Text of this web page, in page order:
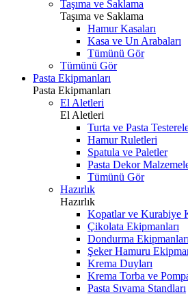
Taşıma ve Saklama
Taşıma ve Saklama
Hamur Kasaları
Kasa ve Un Arabaları
Tümünü Gör
Tümünü Gör
Pasta Ekipmanları
Pasta Ekipmanları
El Aletleri
El Aletleri
Turta ve Pasta
Hamur Ruletleri
Spatula ve Paletler
Pasta Dekor
Tümünü Gör
Hazırlık
Hazırlık
Kopatlar ve Kurabiye
Çikolata Ekipmanları
Dondurma Ekipmanları
Şeker Hamuru
Krema Duyları
Krema Torba ve
Pasta Sıvama Standları